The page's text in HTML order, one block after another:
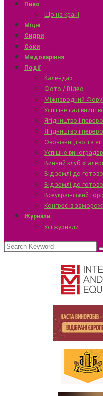
Пиво
Що на крані
Міцні
Сидри
Соки
Медоваріння
Події
Календар
Фото / Відео
Міжнародний Форум
Успішне
Ягідництво і
Ягідництво і
Овочівництво та
Успішне
Винний клуб
Від землі до
Від землі до
Всеукраїнський
Конгрес із
Журнали
Усі журнали